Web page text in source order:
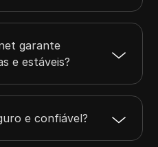
garante
e estáveis?
e confiável?